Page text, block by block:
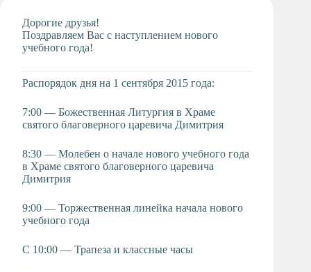
студия
Музыкальное
Психологическая
Служба
Тьюторская
служба
Дорогие друзья!
Поздравляем Вас с наступлением нового
учебного года!
Распорядок дня на 1 сентября 2015 года:
7:00 — Божественная Литургия в Храме
святого благоверного царевича Димитрия
8:30 — Молебен о начале нового учебного года
в Храме святого благоверного царевича
Димитрия
9:00 — Торжественная линейка начала нового
учебного года
С 10:00 — Трапеза и классные часы